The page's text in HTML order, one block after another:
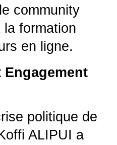
community
la formation
en ligne.
politique de
ALIPUI a